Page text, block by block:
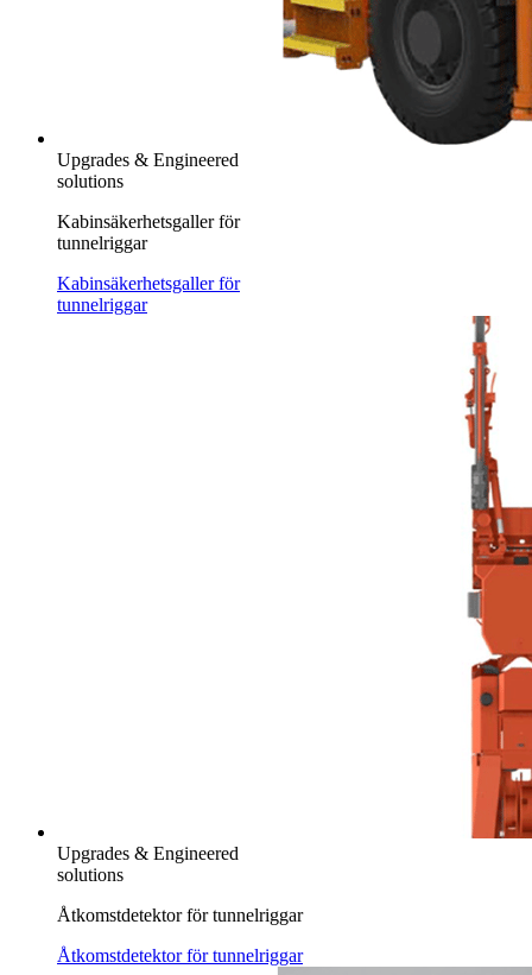
Upgrades & Engineered
solutions
Kabinsäkerhetsgaller för
tunnelriggar
Kabinsäkerhetsgaller för
tunnelriggar
Upgrades & Engineered
solutions
Åtkomstdetektor för tunnelriggar
Åtkomstdetektor för tunnelriggar